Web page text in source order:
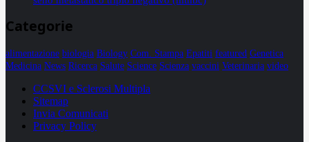
Categorie
alimentazione biologia Biology Com. Stampa Epatiti featured Genetica
Medicina News Ricerca Salute Science Scienza vaccini Veterinaria video
CCSVI e Sclerosi Multipla
Sitemap
Invia Comunicati
Privacy Policy